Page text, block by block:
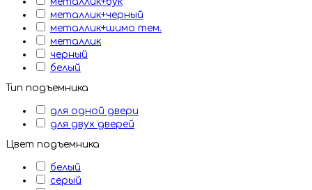
металлик+черный
металлик+шимо тем.
металлик
черный
белый
Тип подъемника
для одной двери
для двух дверей
Цвет подъемника
белый
серый